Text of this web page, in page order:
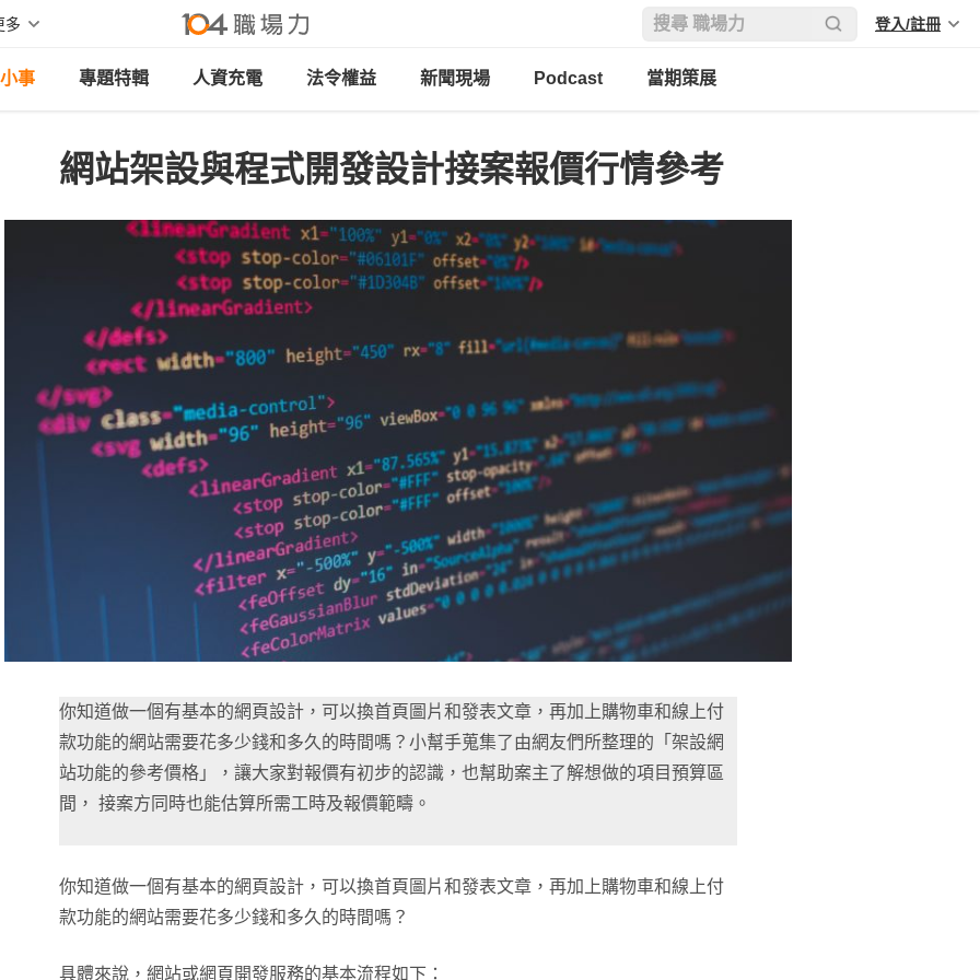
多 登入/註冊
事 專題特輯 人資充電 法令權益 新聞現場 Podcast 當期策展
網站架設與程式開發設計接案報價行情參考
你知道做一個有基本的網頁設計，可以換首頁圖片和發表文章，再加上購物車和線上付
款功能的網站需要花多少錢和多久的時間嗎？小幫手蒐集了由網友們所整理的「架設網
站功能的參考價格」，讓大家對報價有初步的認識，也幫助案主了解想做的項目預算區
間， 接案方同時也能估算所需工時及報價範疇。
你知道做一個有基本的網頁設計，可以換首頁圖片和發表文章，再加上購物車和線上付
款功能的網站需要花多少錢和多久的時間嗎？
具體來說，網站或網頁開發服務的基本流程如下：